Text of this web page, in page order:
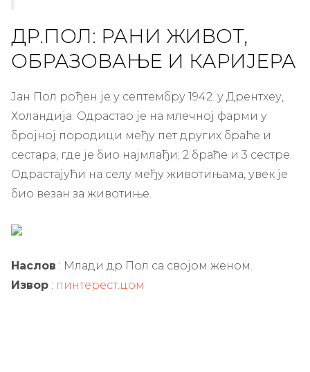
ДР.ПОЛ: РАНИ ЖИВОТ,
ОБРАЗОВАЊЕ И КАРИЈЕРА
Јан Пол рођен је у септембру 1942. у Дрентхеу,
Холандија. Одрастао је на млечној фарми у
бројној породици међу пет других браће и
сестара, где је био најмлађи; 2 браће и 3 сестре.
Одрастајући на селу међу животињама, увек је
био везан за животиње.
Наслов : Млади др Пол са својом женом.
Извор : пинтерест.цом